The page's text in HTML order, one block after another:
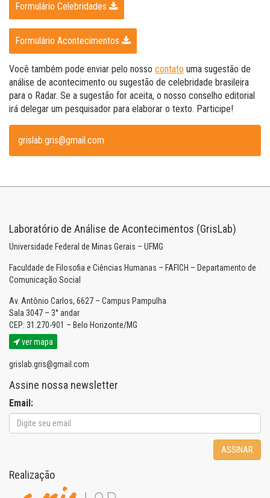
Formulário Celebridades
Formulário Acontecimentos
Você também pode enviar pelo nosso contato uma sugestão de
análise de acontecimento ou sugestão de celebridade brasileira
para o Radar. Se a sugestão for aceita, o nosso conselho editorial
irá delegar um pesquisador para elaborar o texto. Participe!
grislab.gris@gmail.com
Laboratório de Análise de Acontecimentos (GrisLab)
Universidade Federal de Minas Gerais – UFMG
Faculdade de Filosofia e Ciências Humanas – FAFICH – Departamento de
Comunicação Social
Av. Antônio Carlos, 6627 – Campus Pampulha
Sala 3047 – 3° andar
CEP: 31.270-901 – Belo Horizonte/MG
ver mapa
grislab.gris@gmail.com
Assine nossa newsletter
Email:
ASSINAR
Realização